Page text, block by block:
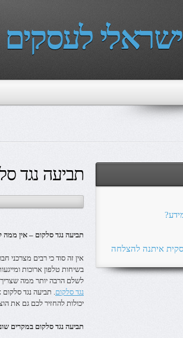
לעסקים
תביעה נגד
תביעה נגד סלקום – אין
אין זה סוד כי רבים מצרכני
בשיחות טלפון ארוכות
לשלם הרבה יותר ממה
נגד סלקום. תביעה נגד
יכולות להחזיר לכם גם את
תביעה נגד סלקום במקרים
איתנה להצלחה